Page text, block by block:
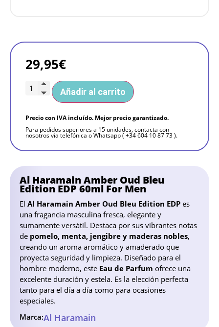
Al Haramain Amber Oud Bleu
Edition EDP 60ml For Men
El Al Haramain Amber Oud Bleu Edition EDP es
una fragancia masculina fresca, elegante y
sumamente versátil. Destaca por sus vibrantes notas
de pomelo, menta, jengibre y maderas nobles,
creando un aroma aromático y amaderado que
proyecta seguridad y limpieza. Diseñado para el
hombre moderno, este Eau de Parfum ofrece una
excelente duración y estela. Es la elección perfecta
tanto para el día a día como para ocasiones
especiales.
Marca:Al Haramain
29,95€
Añadir al carrito
Precio con IVA incluído. Mejor precio garantizado.
Para pedidos superiores a 15 unidades, contacta con
nosotros via telefónica o Whatsapp ( +34 604 10 87 73 ).